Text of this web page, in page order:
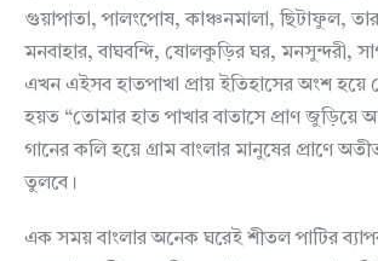
গুয়াপাতা, পালংপোষ, কাঞ্চনমালা, ছিটাফুল,
মনবাহার, বাঘবন্দি, ষোলকুড়ির ঘর, মনসুন্দরী,
এখন এইসব হাতপাখা প্রায় ইতিহাসের অংশ
হয়ত “তোমার হাত পাখার বাতাসে প্রাণ জুড়িয়ে
গানের কলি হয়ে গ্রাম বাংলার মানুষের প্রাণে
তুলবে।
এক সময় বাংলার অনেক ঘরেই শীতল পাটির